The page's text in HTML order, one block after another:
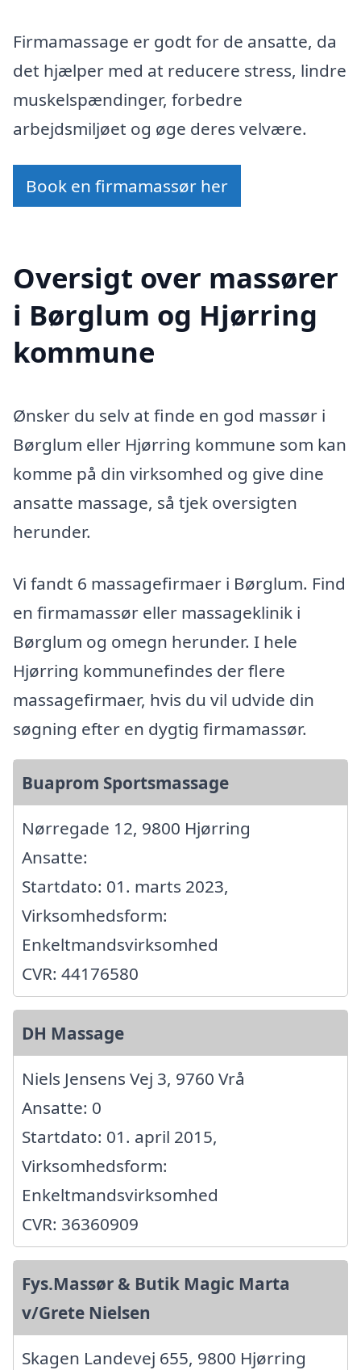
Firmamassage er godt for de ansatte, da
det hjælper med at reducere stress, lindre
muskelspændinger, forbedre
arbejdsmiljøet og øge deres velvære.
Book en firmamassør her
Oversigt over massører
i Børglum og Hjørring
kommune
Ønsker du selv at finde en god massør i
Børglum eller Hjørring kommune som kan
komme på din virksomhed og give dine
ansatte massage, så tjek oversigten
herunder.
Vi fandt 6 massagefirmaer i Børglum. Find
en firmamassør eller massageklinik i
Børglum og omegn herunder. I hele
Hjørring kommunefindes der flere
massagefirmaer, hvis du vil udvide din
søgning efter en dygtig firmamassør.
Buaprom Sportsmassage
Nørregade 12, 9800 Hjørring
Ansatte:
Startdato: 01. marts 2023,
Virksomhedsform:
Enkeltmandsvirksomhed
CVR: 44176580
DH Massage
Niels Jensens Vej 3, 9760 Vrå
Ansatte: 0
Startdato: 01. april 2015,
Virksomhedsform:
Enkeltmandsvirksomhed
CVR: 36360909
Fys.Massør & Butik Magic Marta
v/Grete Nielsen
Skagen Landevej 655, 9800 Hjørring